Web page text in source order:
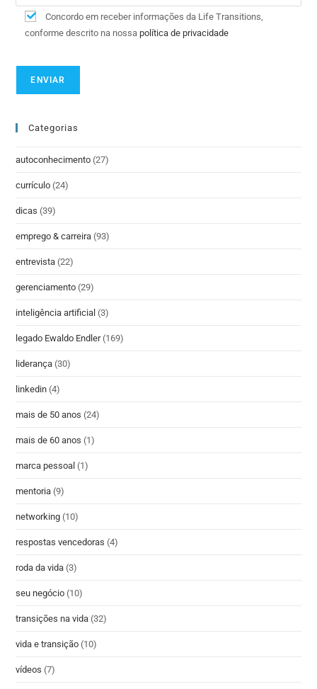
Concordo em receber informações da Life Transitions,
conforme descrito na nossa política de privacidade
Categorias
autoconhecimento (27)
currículo (24)
dicas (39)
emprego & carreira (93)
entrevista (22)
gerenciamento (29)
inteligência artificial (3)
legado Ewaldo Endler (169)
liderança (30)
linkedin (4)
mais de 50 anos (24)
mais de 60 anos (1)
marca pessoal (1)
mentoria (9)
networking (10)
respostas vencedoras (4)
roda da vida (3)
seu negócio (10)
transições na vida (32)
vida e transição (10)
vídeos (7)